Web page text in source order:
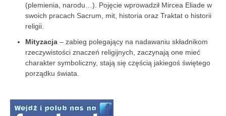
(plemienia, narodu…). Pojęcie wprowadził Mircea Eliade w
swoich pracach Sacrum, mit, historia oraz Traktat o historii
religii.
Mityzacja – zabieg polegający na nadawaniu składnikom
rzeczywistości znaczeń religijnych, zaczynają one mieć
charakter symboliczny, stają się częścią jakiegoś świętego
porządku świata.